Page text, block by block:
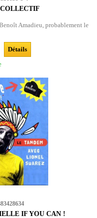
Amadieu, probablement le
Détails
IF YOU CAN !